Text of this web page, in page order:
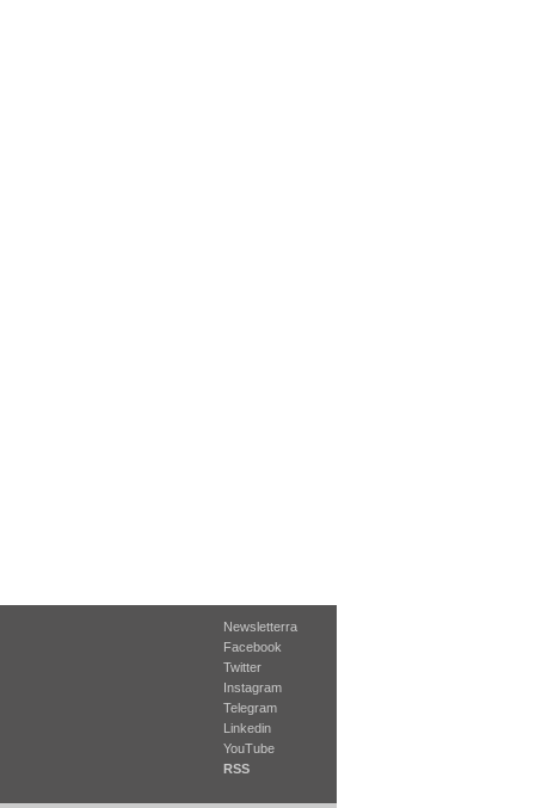
Newsletterra
Facebook
Twitter
Instagram
Telegram
Linkedin
YouTube
RSS